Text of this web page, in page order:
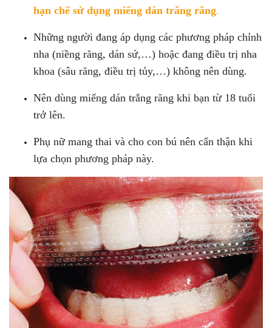
hạn chế sử dụng miếng dán trắng răng.
Những người đang áp dụng các phương pháp chỉnh
nha (niềng răng, dán sứ,…) hoặc đang điều trị nha
khoa (sâu răng, điều trị tủy,…) không nên dùng.
Nên dùng miếng dán trắng răng khi bạn từ 18 tuổi
trở lên.
Phụ nữ mang thai và cho con bú nên cẩn thận khi
lựa chọn phương pháp này.